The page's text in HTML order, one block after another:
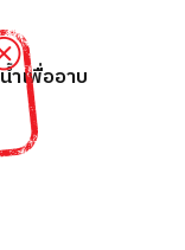
ำเพื่ออาบ